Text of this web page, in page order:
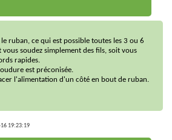
le ruban, ce qui est possible toutes les 3 ou 6
vous soudez simplement des fils, soit vous
rapides.
est préconisée.
l'alimentation d'un côté en bout de ruban.
19:23:19